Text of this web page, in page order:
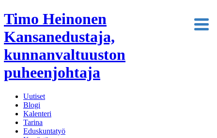
Timo Heinonen
Kansanedustaja,
kunnanvaltuuston
puheenjohtaja
Uutiset
Blogi
Kalenteri
Tarina
Eduskuntatyö